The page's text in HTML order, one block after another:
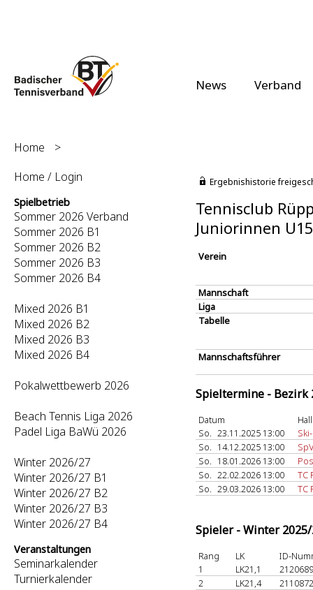
News Verband
Home
>
Home / Login
Spielbetrieb
Sommer 2026 Verband
Sommer 2026 B1
Sommer 2026 B2
Sommer 2026 B3
Sommer 2026 B4
Mixed 2026 B1
Mixed 2026 B2
Mixed 2026 B3
Mixed 2026 B4
Pokalwettbewerb 2026
Beach Tennis Liga 2026
Padel Liga BaWü 2026
Winter 2026/27
Winter 2026/27 B1
Winter 2026/27 B2
Winter 2026/27 B3
Winter 2026/27 B4
Veranstaltungen
Seminarkalender
Turnierkalender
Ergebnishistorie
Tennisclub
Juniorinnen
Verein
Mannschaft
Liga
Tabelle
Mannschaftsführer
Spieltermine - Bezirk
Datum
So. 23.11.2025 13:00
So. 14.12.2025 13:00
So. 18.01.2026 13:00
So. 22.02.2026 13:00
TC
So. 29.03.2026 13:00 TC
Spieler - Winter
Rang LK
ID-
1
LK21,1
2
LK21,4